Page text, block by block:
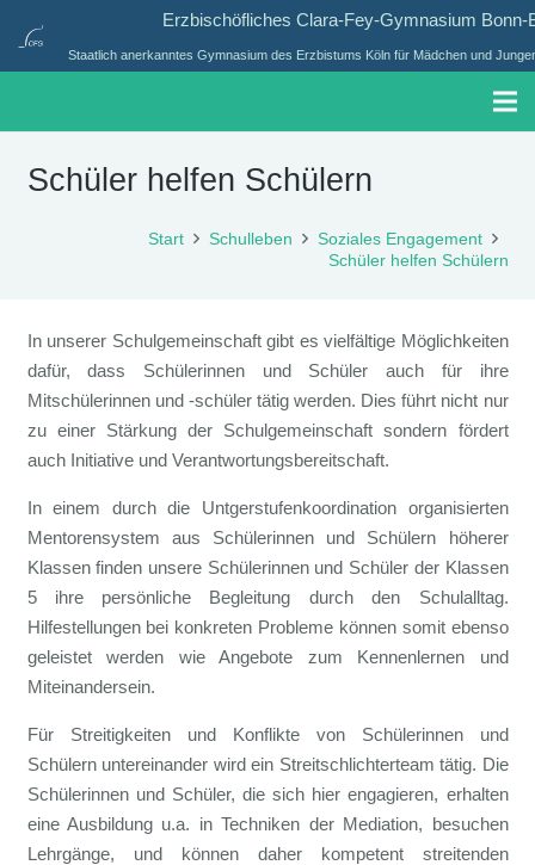
Erzbischöfliches Clara-Fey-Gymnasium Bonn-
Staatlich anerkanntes Gymnasium des Erzbistums Köln für Mädchen und
Schüler helfen Schülern
Start Schulleben
Soziales Engagement
Schüler helfen Schülern
In unserer Schulgemeinschaft gibt es vielfältige Möglichkeiten
dafür, dass Schülerinnen und Schüler auch für ihre
Mitschülerinnen und -schüler tätig werden. Dies führt nicht nur
zu einer Stärkung der Schulgemeinschaft sondern fördert
auch Initiative und Verantwortungsbereitschaft.
In einem durch die Untgerstufenkoordination organisierten
Mentorensystem aus Schülerinnen und Schülern höherer
Klassen finden unsere Schülerinnen und Schüler der Klassen
5 ihre persönliche Begleitung durch den Schulalltag.
Hilfestellungen bei konkreten Probleme können somit ebenso
geleistet werden wie Angebote zum Kennenlernen und
Miteinandersein.
Für Streitigkeiten und Konflikte von Schülerinnen und
Schülern untereinander wird ein Streitschlichterteam tätig. Die
Schülerinnen und Schüler, die sich hier engagieren, erhalten
eine Ausbildung u.a. in Techniken der Mediation, besuchen
Lehrgänge, und können daher kompetent streitenden